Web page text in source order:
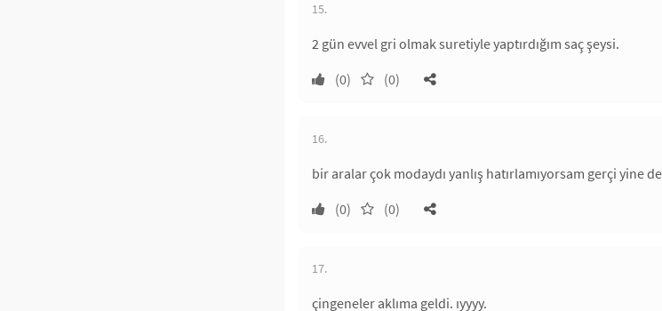
15.
2 gün evvel gri olmak suretiyle yaptırdığım saç şeysi.
(0)
(0)
16.
bir aralar çok modaydı yanlış hatırlamıyorsam gerçi yine
(0)
(0)
17.
çingeneler aklıma geldi. ıyyyy.